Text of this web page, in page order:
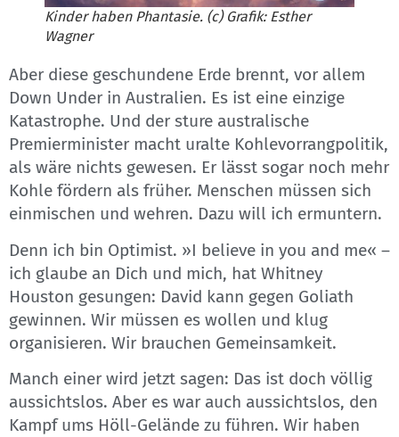
Kinder haben Phantasie. (c) Grafik: Esther
Wagner
Aber diese geschundene Erde brennt, vor allem
Down Under in Australien. Es ist eine einzige
Katastrophe. Und der sture australische
Premierminister macht uralte Kohlevorrangpolitik,
als wäre nichts gewesen. Er lässt sogar noch mehr
Kohle fördern als früher. Menschen müssen sich
einmischen und wehren. Dazu will ich ermuntern.
Denn ich bin Optimist. »I believe in you and me« –
ich glaube an Dich und mich, hat Whitney
Houston gesungen: David kann gegen Goliath
gewinnen. Wir müssen es wollen und klug
organisieren. Wir brauchen Gemeinsamkeit.
Manch einer wird jetzt sagen: Das ist doch völlig
aussichtslos. Aber es war auch aussichtslos, den
Kampf ums Höll-Gelände zu führen. Wir haben